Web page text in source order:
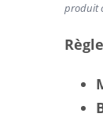
produit